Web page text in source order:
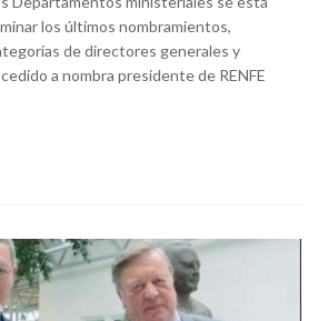
los últimos nombramientos,
de directores generales y
a nombra presidente de RENFE